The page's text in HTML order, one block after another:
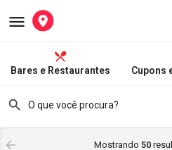
Bares e Restaurantes Cupons
Mostrando 50